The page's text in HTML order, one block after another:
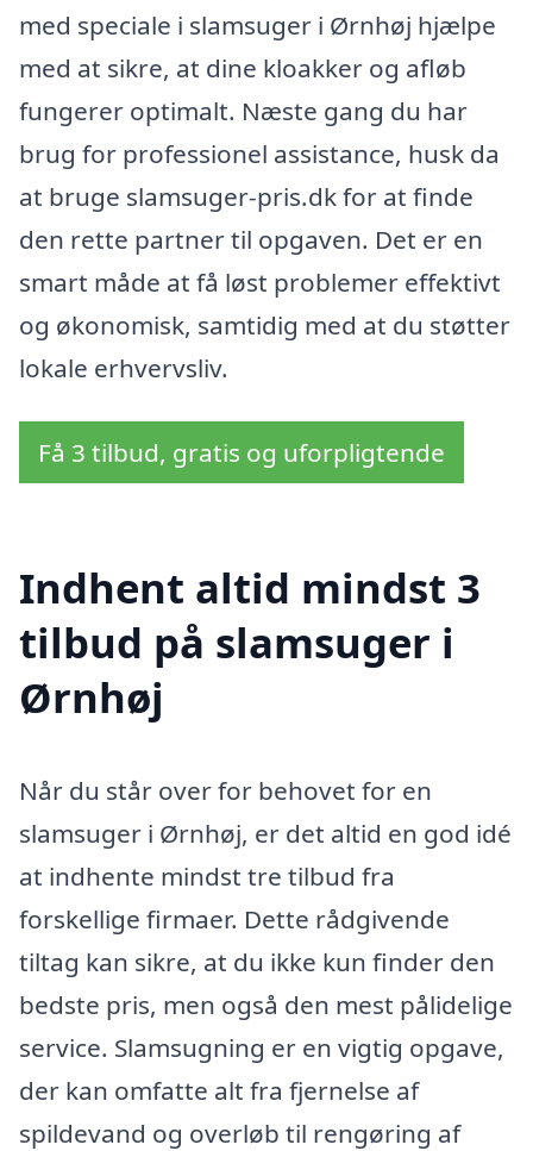
med speciale i slamsuger i Ørnhøj hjælpe
med at sikre, at dine kloakker og afløb
fungerer optimalt. Næste gang du har
brug for professionel assistance, husk da
at bruge slamsuger-pris.dk for at finde
den rette partner til opgaven. Det er en
smart måde at få løst problemer effektivt
og økonomisk, samtidig med at du støtter
lokale erhvervsliv.
Få 3 tilbud, gratis og uforpligtende
Indhent altid mindst 3
tilbud på slamsuger i
Ørnhøj
Når du står over for behovet for en
slamsuger i Ørnhøj, er det altid en god idé
at indhente mindst tre tilbud fra
forskellige firmaer. Dette rådgivende
tiltag kan sikre, at du ikke kun finder den
bedste pris, men også den mest pålidelige
service. Slamsugning er en vigtig opgave,
der kan omfatte alt fra fjernelse af
spildevand og overløb til rengøring af